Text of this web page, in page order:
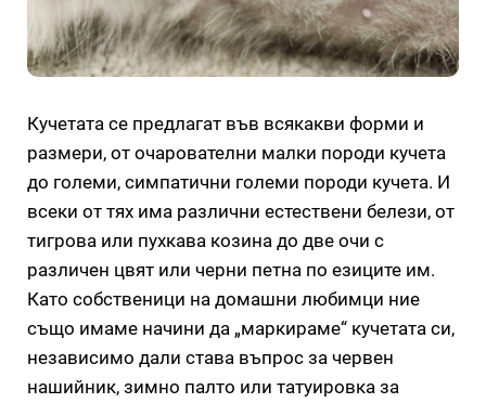
Кучетата се предлагат във всякакви форми и
размери, от очарователни малки породи кучета
до големи, симпатични големи породи кучета. И
всеки от тях има различни естествени белези, от
тигрова или пухкава козина до две очи с
различен цвят или черни петна по езиците им.
Като собственици на домашни любимци ние
също имаме начини да „маркираме“ кучетата си,
независимо дали става въпрос за червен
нашийник, зимно палто или татуировка за